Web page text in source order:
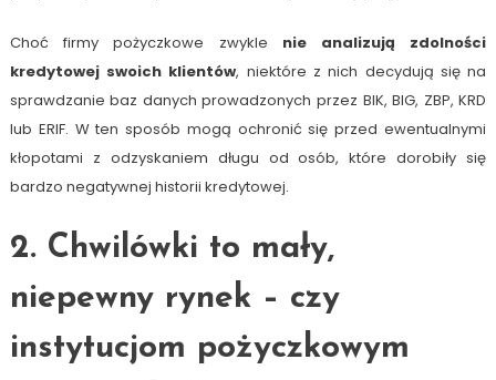
Choć firmy pożyczkowe zwykle nie analizują zdolności
kredytowej swoich klientów, niektóre z nich decydują się na
sprawdzanie baz danych prowadzonych przez BIK, BIG, ZBP, KRD
lub ERIF. W ten sposób mogą ochronić się przed ewentualnymi
kłopotami z odzyskaniem długu od osób, które dorobiły się
bardzo negatywnej historii kredytowej.
2. Chwilówki to mały,
niepewny rynek – czy
instytucjom pożyczkowym